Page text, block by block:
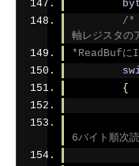
/*
軸レジスタの
*ReadBufに
{
6バイト順次